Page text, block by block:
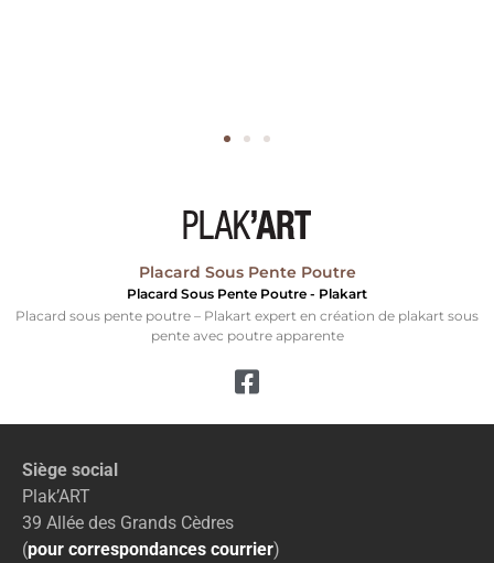
Placard Sous Pente Poutre
Placard Sous Pente Poutre - Plakart
Placard sous pente poutre – Plakart expert en création de plakart sous
pente avec poutre apparente
Siège social
Plak’ART
39 Allée des Grands Cèdres
(pour correspondances courrier)